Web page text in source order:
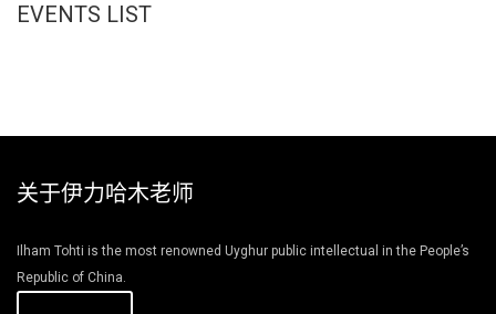
EVENTS LIST
关于伊力哈木老师
Ilham Tohti is the most renowned Uyghur public intellectual in the People’s
Republic of China.